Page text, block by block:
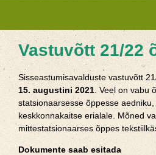
Vastuvõtt 21/22
Sisseastumisavalduste vastuvõtt
15. augustini 2021 . Veel on vabu
statsionaarsesse õppesse
keskkonnakaitse erialale. Mõned
mittestatsionaarses õppes
Dokumente saab esitada